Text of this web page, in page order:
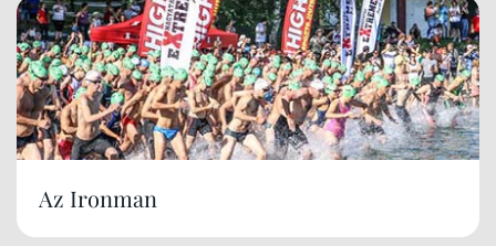
Az Ironman